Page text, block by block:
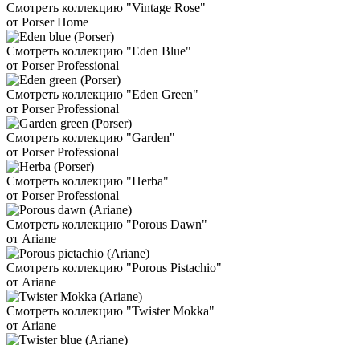
Смотреть коллекцию "Vintage Rose"
от Porser Home
Смотреть коллекцию "Eden Blue"
от Porser Professional
Смотреть коллекцию "Eden Green"
от Porser Professional
Смотреть коллекцию "Garden"
от Porser Professional
Смотреть коллекцию "Herba"
от Porser Professional
Смотреть коллекцию "Porous Dawn"
от Ariane
Смотреть коллекцию "Porous Pistachio"
от Ariane
Смотреть коллекцию "Twister Mokka"
от Ariane